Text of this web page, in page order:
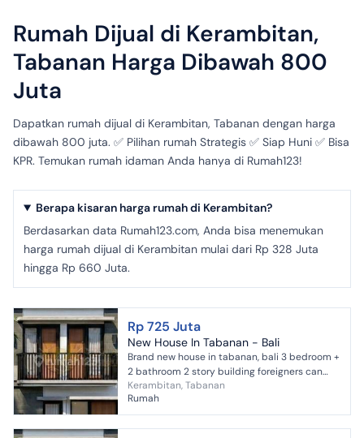
Rumah Dijual di Kerambitan,
Tabanan Harga Dibawah 800
Juta
Dapatkan rumah dijual di Kerambitan, Tabanan dengan harga
dibawah 800 juta. ✅ Pilihan rumah Strategis ✅ Siap Huni ✅ Bisa
KPR. Temukan rumah idaman Anda hanya di Rumah123!
Berapa kisaran harga rumah di Kerambitan?
Berdasarkan data Rumah123.com, Anda bisa menemukan
harga rumah dijual di Kerambitan mulai dari Rp 328 Juta
hingga Rp 660 Juta.
Rp 725 Juta
New House In Tabanan - Bali
Brand new house in tabanan, bali 3 bedroom +
2 bathroom 2 story building foreigners can
leasehold for 30 years
Kerambitan, Tabanan
Rumah